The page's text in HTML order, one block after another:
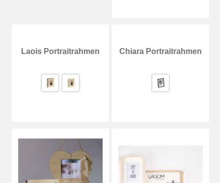
Laois Portraitrahmen Chiara Portraitrahmen